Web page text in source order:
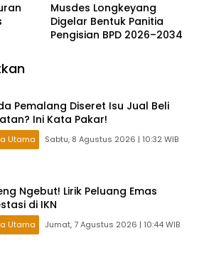
Musdes Longkeyang
Digelar Bentuk Panitia
Pengisian BPD 2026–2034
Pemalang Diseret Isu Jual Beli
Ini Kata Pakar!
Utama Sabtu, 8 Agustus 2026 | 10:32 WIB
Ngebut! Lirik Peluang Emas
di IKN
Utama Jumat, 7 Agustus 2026 | 10:44 WIB